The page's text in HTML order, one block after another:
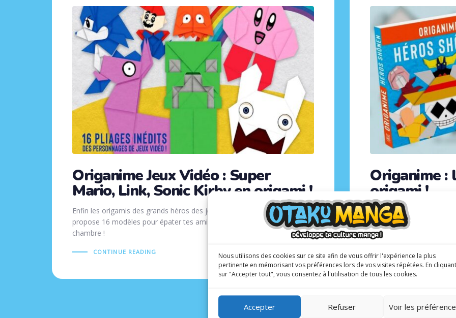
Nous utilisons des cookies sur ce site afin de vous offrir l'expérience la plus
pertinente en mémorisant vos préférences lors de vos visites répétées. En cliquant
sur "Accepter tout", vous consentez à l'utilisation de tous les cookies.
Accepter Refuser Voir les
Origanime Jeux Vidéo : Super
Mario, Link, Sonic Kirby en origami !
Enfin les origamis des grands héros des jeux vidéo ! Les éditions Ynnis te
propose 16 modèles pour épater tes amis et refaire la déco de ta
chambre !
CONTINUE READING
Origanime :
origami !
À toi les petits papiers
préférés, grâce à